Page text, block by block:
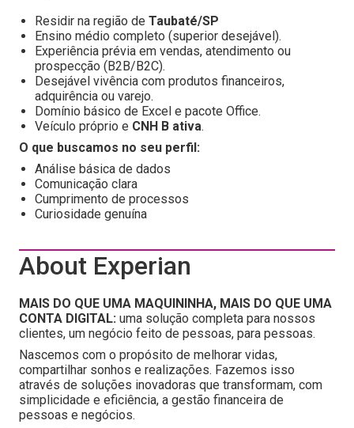
Residir na região de Taubaté/SP
Ensino médio completo (superior desejável).
Experiência prévia em vendas, atendimento ou
prospecção (B2B/B2C).
Desejável vivência com produtos financeiros,
adquirência ou varejo.
Domínio básico de Excel e pacote Office.
Veículo próprio e CNH B ativa.
O que buscamos no seu perfil:
Análise básica de dados
Comunicação clara
Cumprimento de processos
Curiosidade genuína
About Experian
MAIS DO QUE UMA MAQUININHA, MAIS DO QUE UMA
CONTA DIGITAL: uma solução completa para nossos
clientes, um negócio feito de pessoas, para pessoas.
Nascemos com o propósito de melhorar vidas,
compartilhar sonhos e realizações. Fazemos isso
através de soluções inovadoras que transformam, com
simplicidade e eficiência, a gestão financeira de
pessoas e negócios.